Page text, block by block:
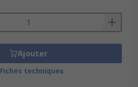
Ajouter
Fiches techniques